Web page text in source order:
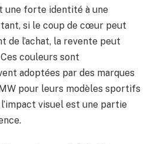
une forte identité à une
si le coup de cœur peut
de l’achat, la revente peut
couleurs sont
adoptées par des marques
pour leurs modèles sportifs
visuel est une partie